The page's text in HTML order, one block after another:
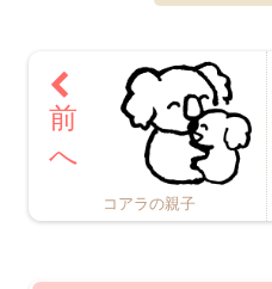
コアラの親子